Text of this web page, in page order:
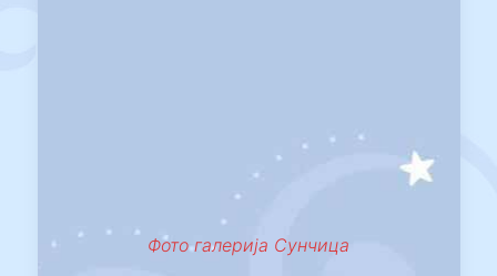
Фото галерија Сунчица